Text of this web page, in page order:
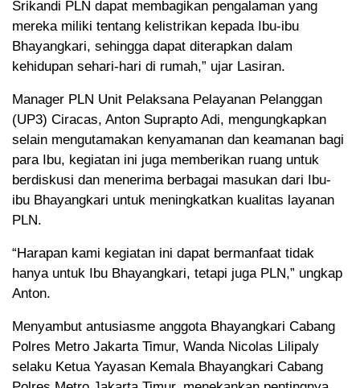
Srikandi PLN dapat membagikan pengalaman yang
mereka miliki tentang kelistrikan kepada Ibu-ibu
Bhayangkari, sehingga dapat diterapkan dalam
kehidupan sehari-hari di rumah,” ujar Lasiran.
Manager PLN Unit Pelaksana Pelayanan Pelanggan
(UP3) Ciracas, Anton Suprapto Adi, mengungkapkan
selain mengutamakan kenyamanan dan keamanan bagi
para Ibu, kegiatan ini juga memberikan ruang untuk
berdiskusi dan menerima berbagai masukan dari Ibu-
ibu Bhayangkari untuk meningkatkan kualitas layanan
PLN.
“Harapan kami kegiatan ini dapat bermanfaat tidak
hanya untuk Ibu Bhayangkari, tetapi juga PLN,” ungkap
Anton.
Menyambut antusiasme anggota Bhayangkari Cabang
Polres Metro Jakarta Timur, Wanda Nicolas Lilipaly
selaku Ketua Yayasan Kemala Bhayangkari Cabang